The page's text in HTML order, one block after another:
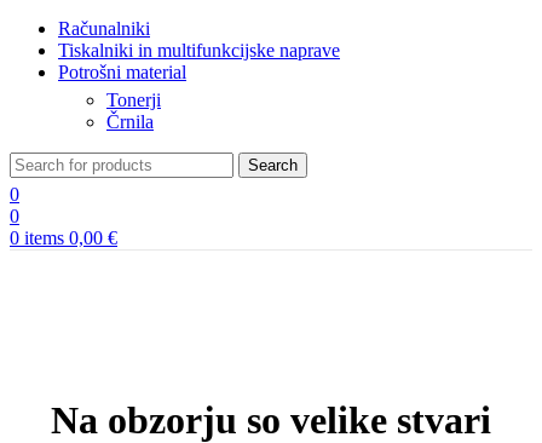
Računalniki
Tiskalniki in multifunkcijske naprave
Potrošni material
Tonerji
Črnila
Search
0
0
0 items 0,00 €
Na obzorju so velike stvari